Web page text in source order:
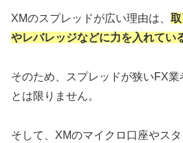
XMのスプレッドが広い理由は、
やレバレッジなどに力を入れてい
そのため、スプレッドが狭いFX
とは限りません。
そして、XMのマイクロ口座やス